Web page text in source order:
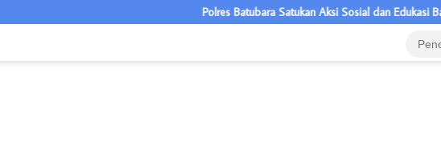
Polres Batubara Satukan Aksi Sosial dan Edukasi Bahaya